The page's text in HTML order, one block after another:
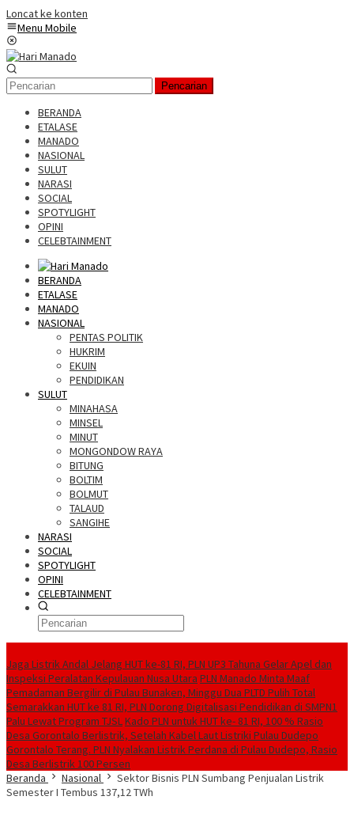
Loncat ke konten
Menu Mobile
Pencarian
BERANDA
ETALASE
MANADO
NASIONAL
SULUT
NARASI
SOCIAL
SPOTYLIGHT
OPINI
CELEBTAINMENT
BERANDA
ETALASE
MANADO
NASIONAL
PENTAS POLITIK
HUKRIM
EKUIN
PENDIDIKAN
SULUT
MINAHASA
MINSEL
MINUT
MONGONDOW RAYA
BITUNG
BOLTIM
BOLMUT
TALAUD
SANGIHE
NARASI
SOCIAL
SPOTYLIGHT
OPINI
CELEBTAINMENT
Jaga Listrik Andal Jelang HUT ke-81 RI, PLN UP3 Tahuna Gelar Apel dan
Inspeksi Peralatan Kepulauan Nusa Utara PLN Manado Minta Maaf
Pemadaman Bergilir di Pulau Bunaken, Minggu Dua PLTD Pulih Total
Semarakkan HUT ke 81 RI, PLN Dorong Digitalisasi Pendidikan di SMPN1
Palu Lewat Program TJSLKado PLN untuk HUT ke- 81 RI, 100 % Rasio
Desa Gorontalo Berlistrik, Setelah Kabel Laut Listriki Pulau Dudepo
Gorontalo Terang. PLN Nyalakan Listrik Perdana di Pulau Dudepo, Rasio
Desa Berlistrik 100 Persen
Beranda
Nasional
Sektor Bisnis PLN Sumbang Penjualan Listrik
Semester I Tembus 137,12 TWh